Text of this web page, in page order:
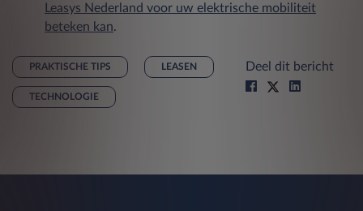
Leasys Nederland voor uw elektrische mobiliteit
beteken kan.
PRAKTISCHE TIPS LEASEN
TECHNOLOGIE
Deel dit bericht